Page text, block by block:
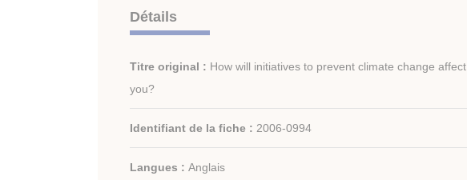
Détails
Titre original : How will initiatives to prevent climate change affect
you?
Identifiant de la fiche : 2006-0994
Langues : Anglais